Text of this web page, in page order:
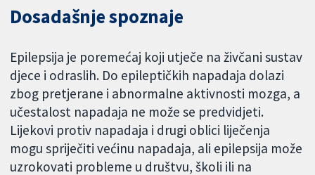
Dosadašnje spoznaje
Epilepsija je poremećaj koji utječe na živčani sustav
djece i odraslih. Do epileptičkih napadaja dolazi
zbog pretjerane i abnormalne aktivnosti mozga, a
učestalost napadaja ne može se predvidjeti.
Lijekovi protiv napadaja i drugi oblici liječenja
mogu spriječiti većinu napadaja, ali epilepsija može
uzrokovati probleme u društvu, školi ili na